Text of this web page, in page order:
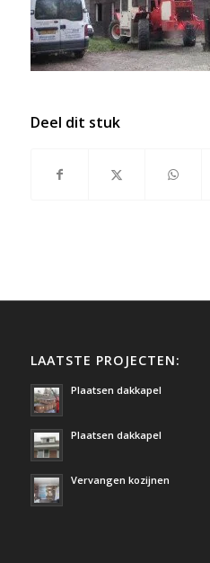
Deel dit stuk
LAATSTE PROJECTEN:
Plaatsen dakkapel
Plaatsen dakkapel
Vervangen kozijnen